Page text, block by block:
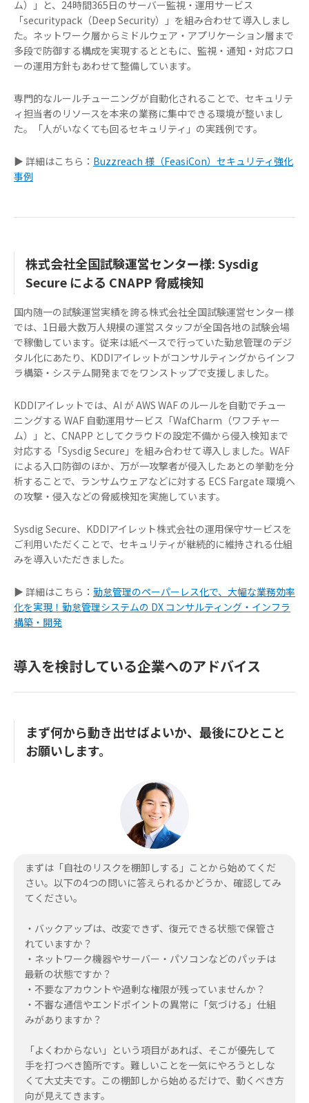
ム）」と、24時間365日のサーバー監視・運用サービス
「securitypack（Deep Security）」を組み合わせて導入しまし
た。ネットワーク層からミドルウェア・アプリケーション層まで
多段で防御する構成を実現するとともに、監視・通知・対応フロ
ーの運用方針もあわせて整備しています。
専門的なルールチューニングが自動化されることで、セキュリテ
ィ担当者のリソースを本来の業務に集中できる環境が整いまし
た。「人がいなくても回るセキュリティ」の実践例です。
▶ 詳細はこちら： Buzzreach 様（FeasiCon）セキュリティ強化
事例
株式会社全国試験運営センター様: Sysdig
Secure による CNAPP 脅威検知
国内随一の試験運営実績を誇る株式会社全国試験運営センター様
では、1日最大数万人規模の運営スタッフが全国各地の試験会場
で稼働しています。従来は紙ベースで行っていた勤怠管理のデジ
タル化にあたり、KDDIアイレットがコンサルティングからインフ
ラ構築・システム開発までをワンストップで支援しました。
KDDIアイレットでは、AI が AWS WAF のルールを自動でチュー
ニングする WAF 自動運用サービス「WafCharm（ワフチャー
ム）」と、CNAPP としてクラウドの設定不備から侵入検知まで
対応する「Sysdig Secure」を組み合わせて導入しました。WAF
による入口防御のほか、万が一攻撃者が侵入したあとの挙動を分
析することで、ランサムウェアなどに対する ECS Fargate 環境へ
の攻撃・侵入などの脅威検知を実施しています。
Sysdig Secure、KDDIアイレット株式会社の運用保守サービスを
ご利用いただくことで、セキュリティが継続的に維持される仕組
みを導入いただきました。
▶ 詳細はこちら： 勤怠管理のペーパーレス化で、大幅な業務効率
化を実現！勤怠管理システムの DX コンサルティング・インフラ
構築・開発
導入を検討している企業へのアドバイス
まず何から動き出せばよいか、最後にひとこと
お願いします。
まずは「自社のリスクを棚卸しする」ことから始めてくだ
さい。以下の4つの問いに答えられるかどうか、確認してみ
てください。
・バックアップは、改変できず、復元できる状態で保管さ
れていますか？
・ネットワーク機器やサーバー・パソコンなどのパッチは
最新の状態ですか？
・不要なアカウントや過剰な権限が残っていませんか？
・不審な通信やエンドポイントの異常に「気づける」仕組
みがありますか？
「よくわからない」という項目があれば、そこが優先して
手を打つべき箇所です。難しいことを一気にやろうとしな
くて大丈夫です。この棚卸しから始めるだけで、動くべき方
向が見えてきます。